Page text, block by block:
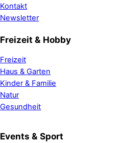
Kontakt
Newsletter
Freizeit & Hobby
Freizeit
Haus & Garten
Kinder & Familie
Natur
Gesundheit
Events & Sport